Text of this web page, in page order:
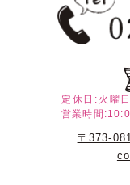
定休日:火曜日
営業時間
〒373-